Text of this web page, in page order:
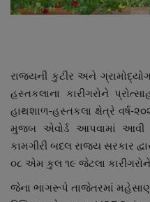
આંતરરાષ્ટ્રીય
ગુજરાત
જુનાગઢ
Support US
બજારના સમાચાર
રાજ્યની કુટીર અને
હસ્તકલાના કારીગરોને
હાથશાળ-હસ્તકલા ક્ષેત્રે વર્ષ-
મુજબ એવોર્ડ આપવામાં આવી
કામગીરી બદલ રાજ્ય સરકાર
૦૮ એમ કુલ ૧૯ જેટલા
જેના ભાગરૂપે તાજેતરમાં